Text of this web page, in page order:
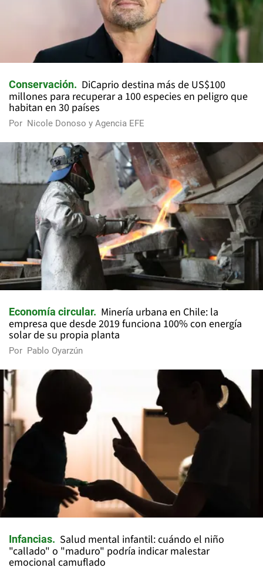
Conservación
DiCaprio destina más de US$100
millones para recuperar a 100 especies en peligro que
habitan en 30 países
Por Nicole Donoso y Agencia EFE
Economía circular
Minería urbana en Chile: la
empresa que desde 2019 funciona 100% con energía
solar de su propia planta
Por Pablo Oyarzún
Infancias
Salud mental infantil: cuándo el niño
"callado" o "maduro" podría indicar malestar
emocional camuflado